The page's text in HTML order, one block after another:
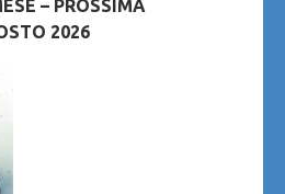
– PROSSIMA
2026